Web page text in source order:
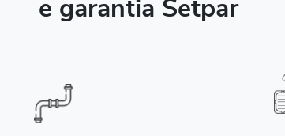
e garantia Setpar